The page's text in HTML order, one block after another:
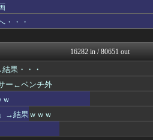
おうち速報
は書...
U-1 NEWS.
...
政経ワロスまとめニュース♪
パチンコ・パチスロ.com
。な...
わんこーる速報！
w...
...
条件...
子育てちゃんねる
ネギ速
・・・
16282 in / 80651 out
果・・・
ー←ベンチ外
ｗ
→結果ｗｗｗ